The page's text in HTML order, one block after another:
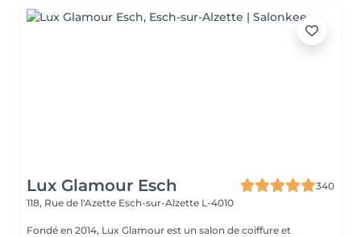
Lux Glamour Esch
340
118, Rue de l'Azette Esch-sur-Alzette L-4010
Fondé en 2014, Lux Glamour est un salon de coiffure et